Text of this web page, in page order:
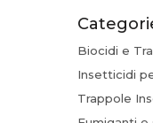
Biocidi e
Insetticidi
Trappole